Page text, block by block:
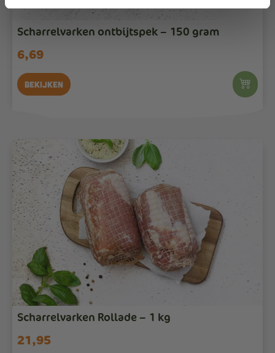
Scharrelvarken ontbijtspek – 150 gram
6,69
Bekijken
Scharrelvarken Rollade – 1 kg
21,95